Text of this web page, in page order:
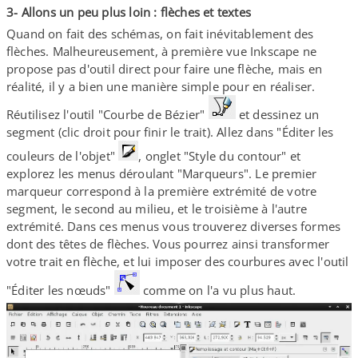
3- Allons un peu plus loin : flèches et textes
Quand on fait des schémas, on fait inévitablement des
flèches. Malheureusement, à première vue Inkscape ne
propose pas d'outil direct pour faire une flèche, mais en
réalité, il y a bien une manière simple pour en réaliser.
Réutilisez l'outil "Courbe de Bézier"
et dessinez un
segment (clic droit pour finir le trait). Allez dans "Éditer les
couleurs de l'objet"
, onglet "Style du contour" et
explorez les menus déroulant "Marqueurs". Le premier
marqueur correspond à la première extrémité de votre
segment, le second au milieu, et le troisième à l'autre
extrémité. Dans ces menus vous trouverez diverses formes
dont des têtes de flèches. Vous pourrez ainsi transformer
votre trait en flèche, et lui imposer des courbures avec l'outil
"Éditer les nœuds"
comme on l'a vu plus haut.